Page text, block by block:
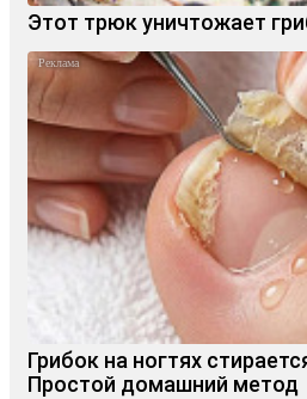
Этот трюк уничтожает
Грибок на ногтях
Простой домашний метод